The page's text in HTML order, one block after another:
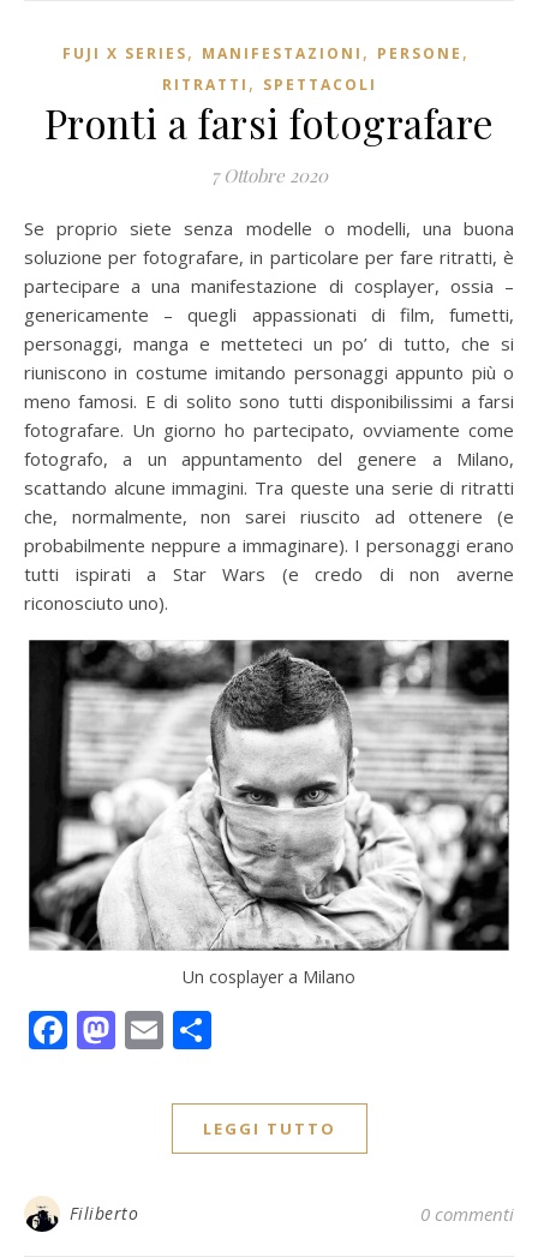
FUJI X SERIES, MANIFESTAZIONI , PERSONE ,
RITRATTI , SPETTACOLI
Pronti a farsi fotografare
7 Ottobre 2020
Se proprio siete senza modelle o modelli, una buona
soluzione per fotografare, in particolare per fare ritratti, è
partecipare a una manifestazione di cosplayer, ossia –
genericamente – quegli appassionati di film, fumetti,
personaggi, manga e metteteci un po’ di tutto, che si
riuniscono in costume imitando personaggi appunto più o
meno famosi. E di solito sono tutti disponibilissimi a farsi
fotografare. Un giorno ho partecipato, ovviamente come
fotografo, a un appuntamento del genere a Milano,
scattando alcune immagini. Tra queste una serie di ritratti
che, normalmente, non sarei riuscito ad ottenere (e
probabilmente neppure a immaginare). I personaggi erano
tutti ispirati a Star Wars (e credo di non averne
riconosciuto uno).
Un cosplayer a Milano
Facebook
Mastodon
Email
LEGGI TUTTO
Filiberto 0 commenti